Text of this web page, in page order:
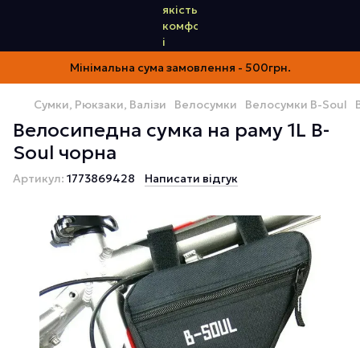
Мінімальна сума замовлення - 500грн.
Сумки, Рюкзаки, Валізи Велосумки Велосумки B-Soul
Велосипедна сумка на раму 1L B-
Soul чорна
Артикул: 1773869428 Написати відгук